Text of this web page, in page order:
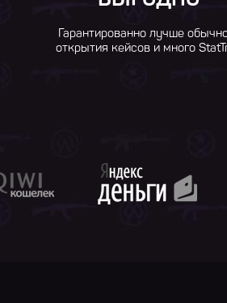
Гарантированно лучше
открытия кейсов и много